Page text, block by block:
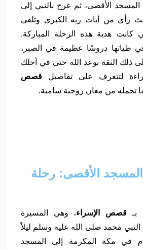
المسجد الأقصى، ثم عرج بالنبي إلى
رأى من آيات ربه الكبرى وتلقى
كانت هدية هذه الرحلة المباركة.
طياتها دروسًا عظيمة في الصبر،
إلى ذلك الثقة بوعد الله حتى في أحلك
لتتعرف على تفاصيل قصص
تحمله من معان روحية سامية.
الأقصى: رحلة
بـ قصص الإسراء، وهي المسيرة
النبي محمد صلى الله عليه وسلم ليلاً
في مكة المكرمة إلى المسجد